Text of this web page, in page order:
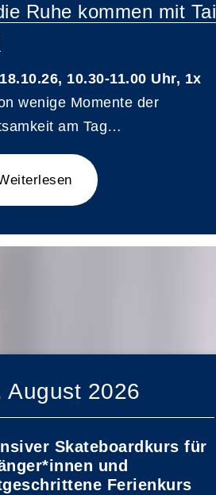
Ruhe kommen mit Tai
10.30-11.00 Uhr, 1x
wenige Momente der
am Tag…
August 2026
Skateboardkurs für
und
Ferienkurs